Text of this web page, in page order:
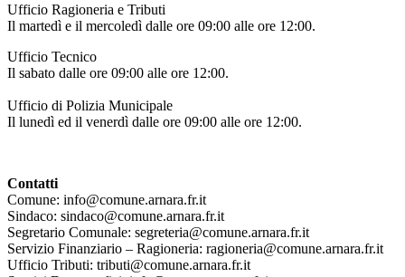
Ufficio Ragioneria e Tributi
Il martedì e il mercoledì dalle ore 09:00 alle ore 12:00.
Ufficio Tecnico
Il sabato dalle ore 09:00 alle ore 12:00.
Ufficio di Polizia Municipale
Il lunedì ed il venerdì dalle ore 09:00 alle ore 12:00.
Contatti
Comune: info@comune.arnara.fr.it
Sindaco: sindaco@comune.arnara.fr.it
Segretario Comunale: segreteria@comune.arnara.fr.it
Servizio Finanziario – Ragioneria: ragioneria@comune.arnara.fr.it
Ufficio Tributi: tributi@comune.arnara.fr.it